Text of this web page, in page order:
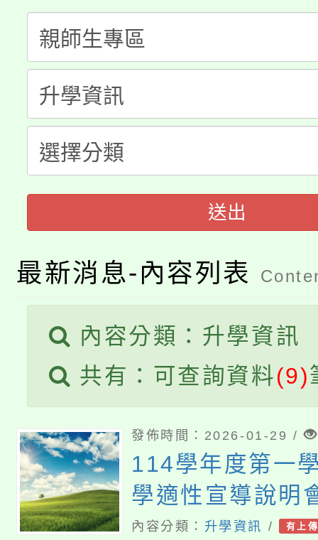
《TA101》溝通分析基
程，歡迎學生輔導中心
心理、諮商輔導、社會
系所師生報名參加。
淨零綠生活教案入校路
會
115年食農教育專業人
程
學期銜接期間理賠案件
學籍身 分審查程序及
版
淨零綠領人才培育課程
公告本校115學年度第
代理(課)教師甄選結果(
「2026金融保險知識
車」活動
桃園市115學年度學生
生本土語及新住民語歌
公告本校115學年度第
代理(課)教師甄選結果(
公告本校115學年度第
代理(課)教師甄選結果(
轉知中國文化大學推廣
《TA101》溝通分析基
心理、諮商輔導、社會
系所師生報名參加。
送出
最新消息-內容列表
內容分類：升學資訊
共有：可查詢資料(9)
發佈時間：2026-01-29 /
114學年度第一
學適性宣導說明
下載版
內容分類： 升學資訊 / 有上